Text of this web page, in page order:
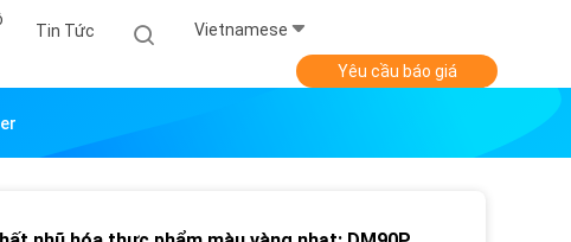
Tin Tức Vietnamese
Yêu cầu báo giá